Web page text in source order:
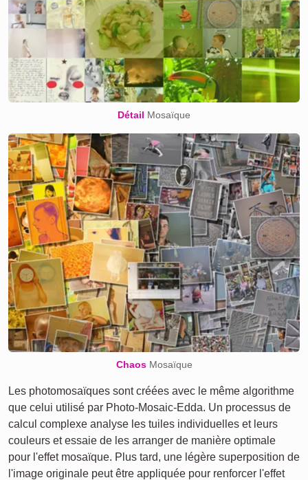
Détail Mosaïque
ChaosMosaïque
Les photomosaïques sont créées avec le même algorithme
que celui utilisé par Photo-Mosaic-Edda. Un processus de
calcul complexe analyse les tuiles individuelles et leurs
couleurs et essaie de les arranger de manière optimale
pour l'effet mosaïque. Plus tard, une légère superposition de
l'image originale peut être appliquée pour renforcer l'effet